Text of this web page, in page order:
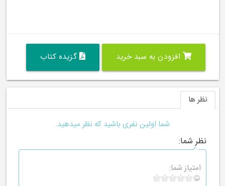
افزودن به سبد خرید گزیده کتاب
نظر ها
شما اولین نفری باشید که نظر میدهید.
نظر شما:
امتیاز شما: